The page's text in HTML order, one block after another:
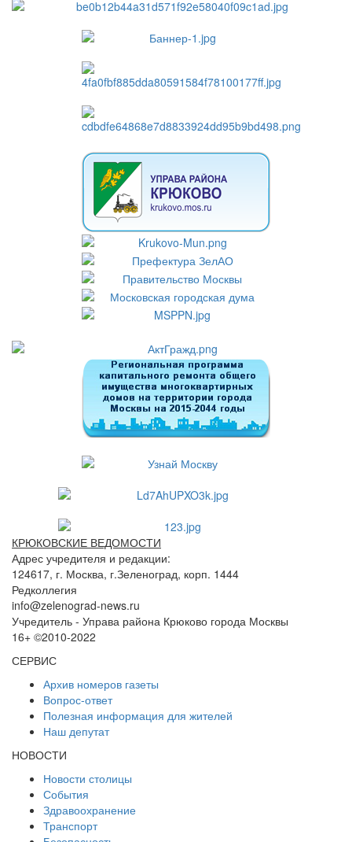
КРЮКОВСКИЕ ВЕДОМОСТИ
Адрес учредителя и редакции:
124617, г. Москва, г.Зеленоград, корп. 1444
Редколлегия
info@zelenograd-news.ru
Учредитель - Управа района Крюково города Москвы
16+ ©2010-2022
СЕРВИС
Архив номеров газеты
Вопрос-ответ
Полезная информация для жителей
Наш депутат
НОВОСТИ
Новости столицы
События
Здравоохранение
Транспорт